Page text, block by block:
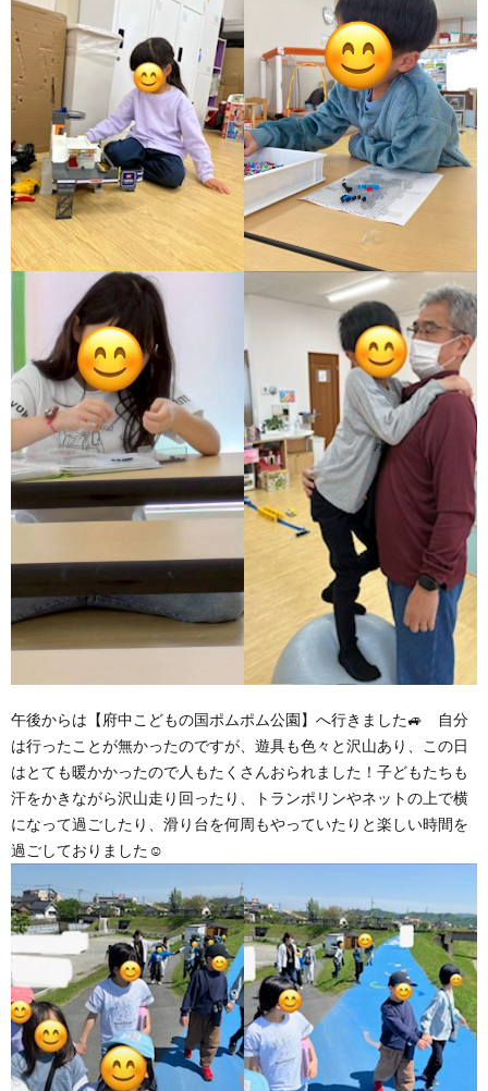
午後からは【府中こどもの国ポムポム公園】へ行きました🚙 自分
は行ったことが無かったのですが、遊具も色々と沢山あり、この日
はとても暖かかったので人もたくさんおられました！子どもたちも
汗をかきながら沢山走り回ったり、トランポリンやネットの上で横
になって過ごしたり、滑り台を何周もやっていたりと楽しい時間を
過ごしておりました☺